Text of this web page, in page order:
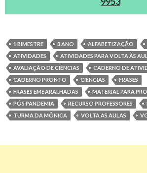
1 BIMESTRE 3 ANO ALFABETIZAÇÃO
ATIVIDADES
ATIVIDADES PARA VOLTA ÀS
AVALIAÇÃO DE CIÊNCIAS
CADERNO DE
CADERNO PRONTO
CIÊNCIAS
FRASES
FRASES EMBARALHADAS
MATERIAL PARA
PÓS PANDEMIA
RECURSO PROFESSORES
TURMA DA MÔNICA
VOLTA AS AULAS